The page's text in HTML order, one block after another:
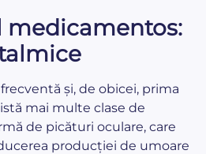
medicamentos:
și, de obicei, prima
mai multe clase de
de picături oculare, care
producției de umoare